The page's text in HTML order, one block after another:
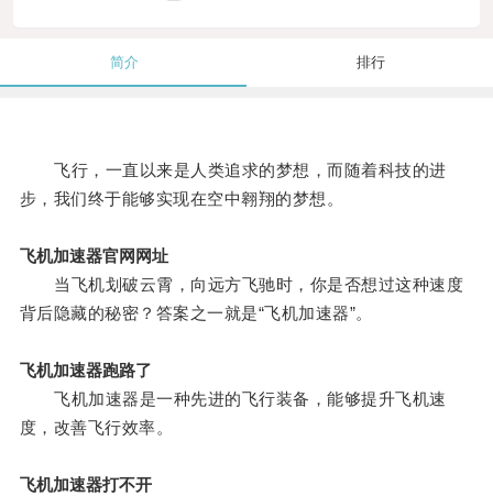
简介 排行
飞行，一直以来是人类追求的梦想，而随着科技的进
步，我们终于能够实现在空中翱翔的梦想。
飞机加速器官网网址
当飞机划破云霄，向远方飞驰时，你是否想过这种速度
背后隐藏的秘密？答案之一就是“飞机加速器”。
飞机加速器跑路了
飞机加速器是一种先进的飞行装备，能够提升飞机速
度，改善飞行效率。
飞机加速器打不开